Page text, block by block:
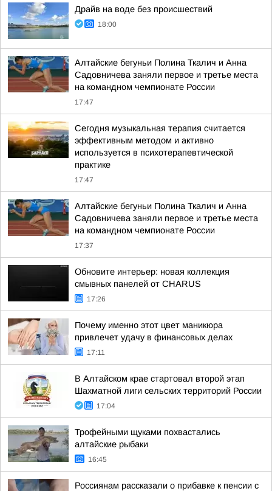
Драйв на воде без происшествий
18:00
Алтайские бегуньи Полина Ткалич и Анна
Садовничева заняли первое и третье места
на командном чемпионате России
17:47
Сегодня музыкальная терапия считается
эффективным методом и активно
используется в психотерапевтической
практике
17:47
Алтайские бегуньи Полина Ткалич и Анна
Садовничева заняли первое и третье места
на командном чемпионате России
17:37
Обновите интерьер: новая коллекция
смывных панелей от CHARUS
17:26
Почему именно этот цвет маникюра
привлечет удачу в финансовых делах
17:11
В Алтайском крае стартовал второй этап
Шахматной лиги сельских территорий России
17:04
Трофейными щуками похвастались
алтайские рыбаки
16:45
Россиянам рассказали о прибавке к пенсии с